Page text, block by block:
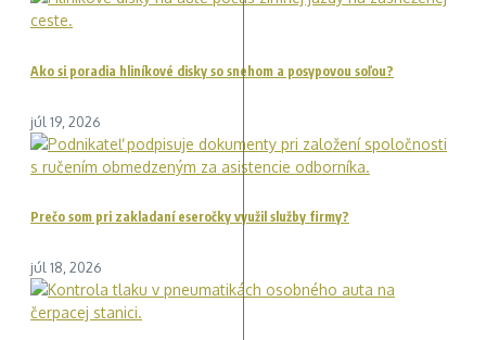
Ako si poradia hliníkové disky so snehom a posypovou soľou?
júl 19, 2026
Prečo som pri zakladaní eseročky využil služby firmy?
júl 18, 2026